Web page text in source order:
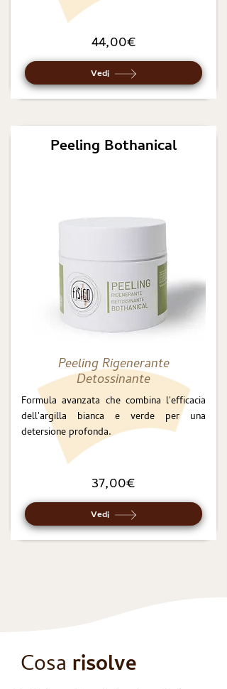
44,00€
Vedi
Peeling Bothanical
Peeling Rigenerante
Detossinante
Formula avanzata che combina l'efficacia
dell'argilla bianca e verde per una
detersione profonda.
37,00€
Vedi
Cosa risolve